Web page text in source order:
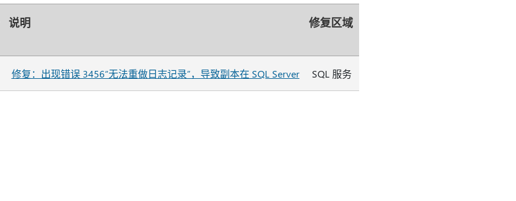
说明 修复区域
修复：出现错误 3456“无法重做日志记录”，导致副本在 SQL Server SQL 服务